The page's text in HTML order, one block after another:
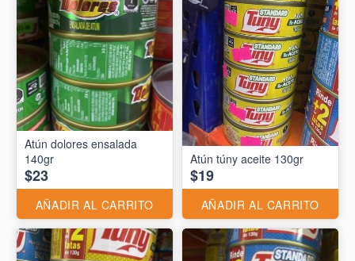
Atún dolores ensalada
140gr
$23
AÑADIR AL CARRITO
Atún túny aceite 130gr
$19
AÑADIR AL CARRITO